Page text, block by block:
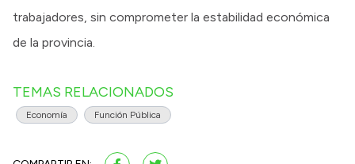
trabajadores, sin comprometer la estabilidad económica
de la provincia.
TEMAS RELACIONADOS
Economía Función Pública